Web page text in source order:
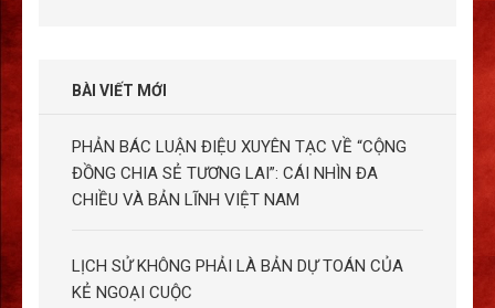
BÀI VIẾT MỚI
PHẢN BÁC LUẬN ĐIỆU XUYÊN TẠC VỀ “CỘNG
ĐỒNG CHIA SẺ TƯƠNG LAI”: CÁI NHÌN ĐA
CHIỀU VÀ BẢN LĨNH VIỆT NAM
LỊCH SỬ KHÔNG PHẢI LÀ BẢN DỰ TOÁN CỦA
KẺ NGOẠI CUỘC